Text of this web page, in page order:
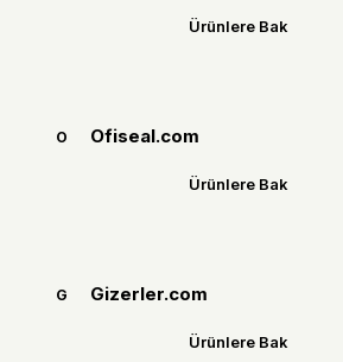
Ürünlere Bak
O Ofiseal.com
Ürünlere Bak
G Gizerler.com
Ürünlere Bak